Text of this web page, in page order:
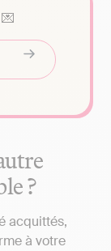
?
acquittés,
à votre